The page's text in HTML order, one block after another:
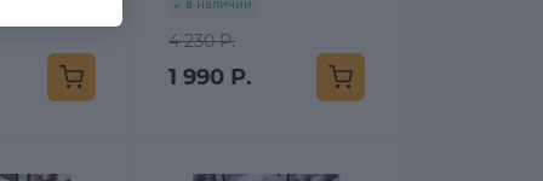
в наличии
4 230 Р.
1 990 Р.